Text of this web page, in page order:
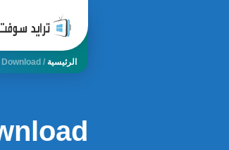
الرئيسية /